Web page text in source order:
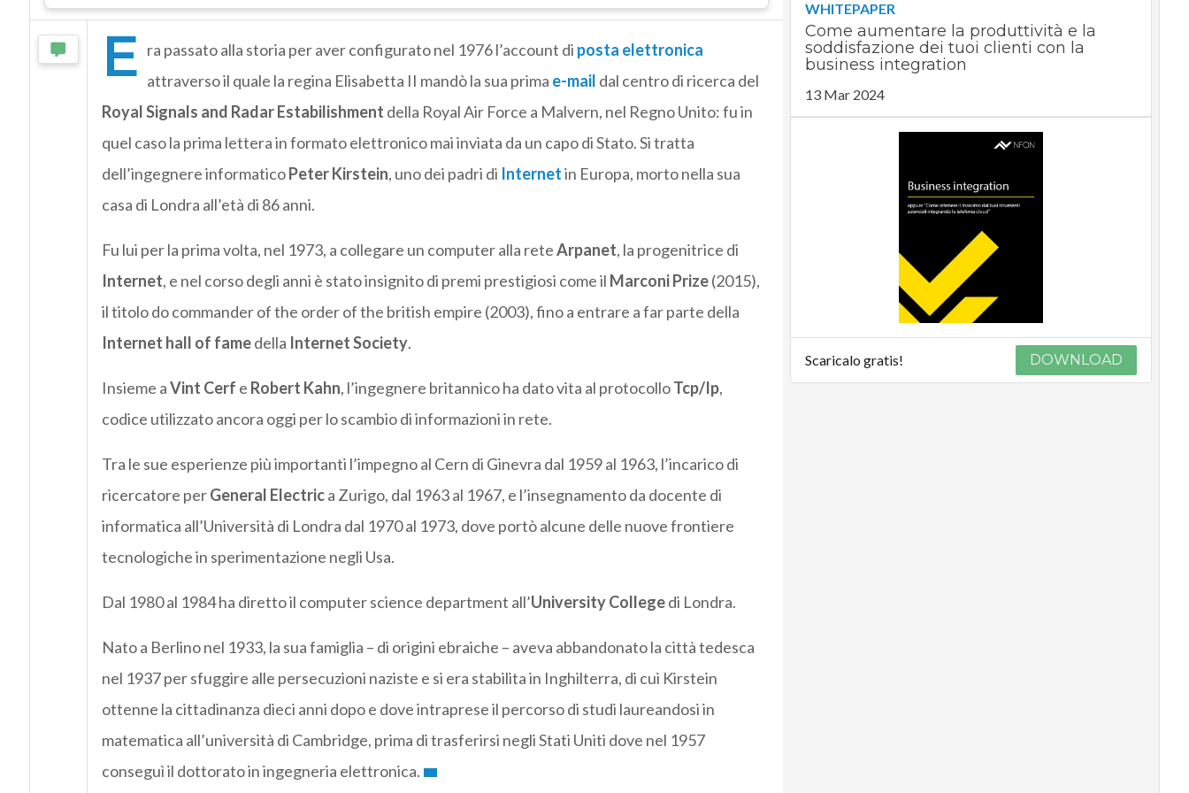
E ra passato alla storia per aver configurato nel 1976 l’account di posta elettronica
attraverso il quale la regina Elisabetta II mandò la sua prima e-mail dal centro di ricerca del
Royal Signals and Radar Estabilishment della Royal Air Force a Malvern, nel Regno Unito: fu in
quel caso la prima lettera in formato elettronico mai inviata da un capo di Stato. Si tratta
dell’ingegnere informaticoPeter Kirstein, uno dei padri di Internetin Europa, morto nella sua
casa di Londra all’età di 86 anni.
Fu lui per la prima volta, nel 1973, a collegare un computer alla reteArpanet, la progenitrice di
Internet, e nel corso degli anni è stato insignito di premi prestigiosi come il Marconi Prize(2015),
il titolo do commander of the order of the british empire (2003), fino a entrare a far parte della
Internet hall of famedella Internet Society.
Insieme aVint Cerf e Robert Kahn, l’ingegnere britannico ha dato vita al protocolloTcp/Ip,
codice utilizzato ancora oggi per lo scambio di informazioni in rete.
Tra le sue esperienze più importanti l’impegno al Cern di Ginevra dal 1959 al 1963, l’incarico di
ricercatore perGeneral Electrica Zurigo, dal 1963 al 1967, e l’insegnamento da docente di
informatica all’Università di Londra dal 1970 al 1973, dove portò alcune delle nuove frontiere
tecnologiche in sperimentazione negli Usa.
Dal 1980 al 1984 ha diretto il computer science department all’University Collegedi Londra.
Nato a Berlino nel 1933, la sua famiglia – di origini ebraiche – aveva abbandonato la città tedesca
nel 1937 per sfuggire alle persecuzioni naziste e si era stabilita in Inghilterra, di cui Kirstein
ottenne la cittadinanza dieci anni dopo e dove intraprese il percorso di studi laureandosi in
matematica all’università di Cambridge, prima di trasferirsi negli Stati Uniti dove nel 1957
conseguì il dottorato in ingegneria elettronica.
WHITEPAPER
Come aumentare la produttività e la
soddisfazione dei tuoi clienti con la
business integration
13 Mar 2024
Scaricalo gratis! DOWNLOAD